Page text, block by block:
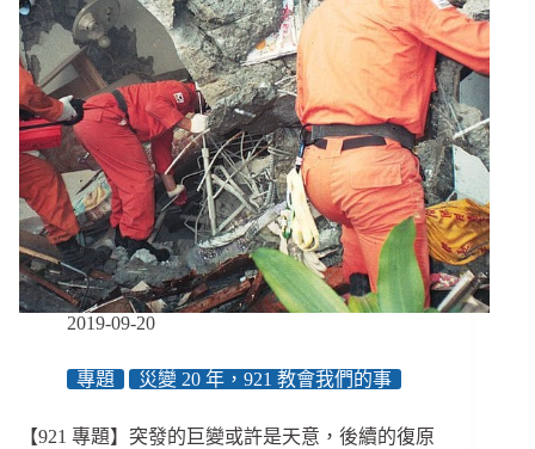
2019-09-20
專題 災變 20 年，921 教會我們的事
【921 專題】突發的巨變或許是天意，後續的復原